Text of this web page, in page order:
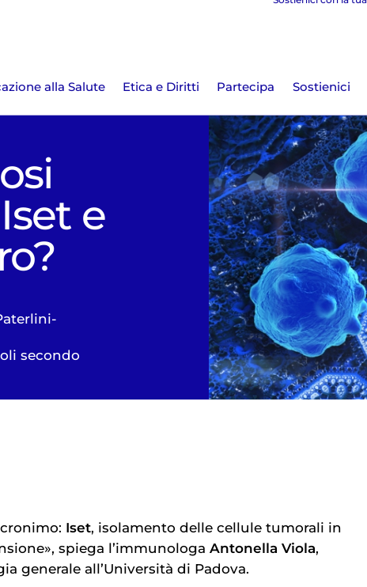
alla Salute Etica e Diritti Partecipa Sostienici
e
secondo
Iset, isolamento delle cellule tumorali in
spiega l’immunologa Antonella Viola,
generale all’Università di Padova.